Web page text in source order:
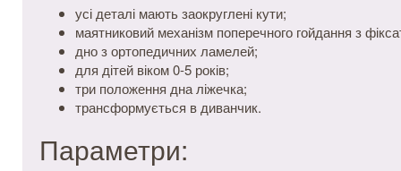
усі деталі мають заокруглені кути;
маятниковий механізм поперечного гойдання з
дно з ортопедичних ламелей;
для дітей віком 0-5 років;
три положення дна ліжечка;
трансформується в диванчик.
Параметри: